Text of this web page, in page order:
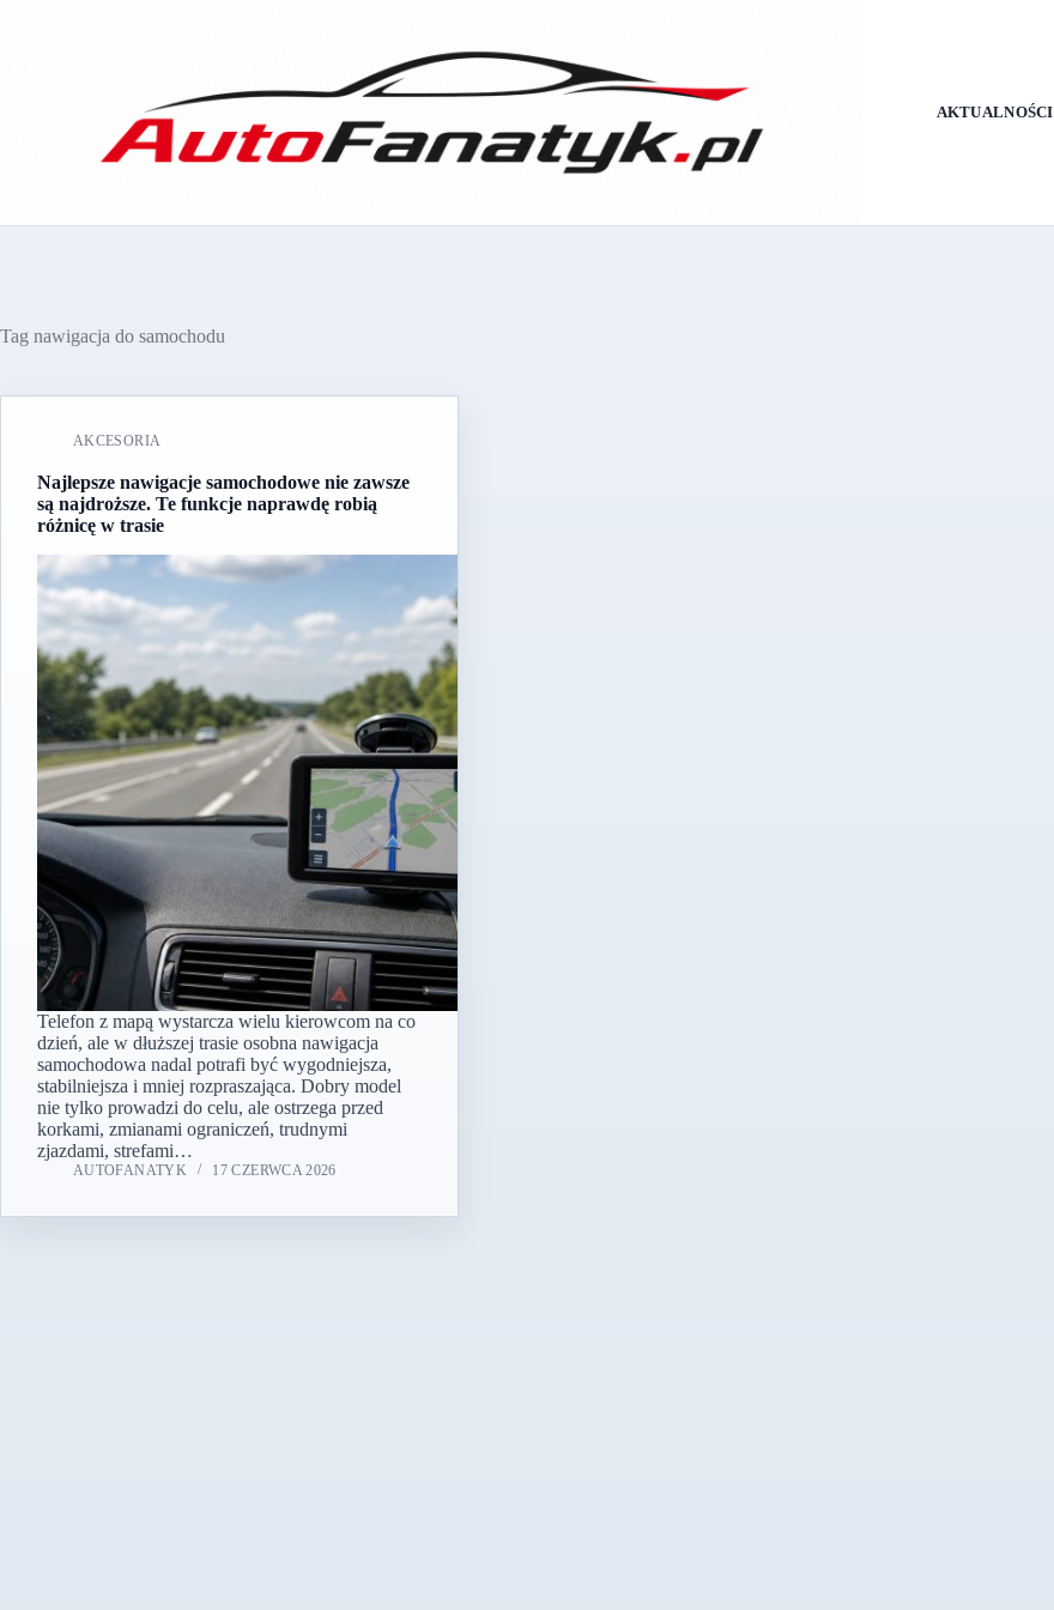
AKTUALNOŚCI
Tag nawigacja do samochodu
AKCESORIA
Najlepsze nawigacje samochodowe nie zawsze
są najdroższe. Te funkcje naprawdę robią
różnicę w trasie
Telefon z mapą wystarcza wielu kierowcom na co
dzień, ale w dłuższej trasie osobna nawigacja
samochodowa nadal potrafi być wygodniejsza,
stabilniejsza i mniej rozpraszająca. Dobry model
nie tylko prowadzi do celu, ale ostrzega przed
korkami, zmianami ograniczeń, trudnymi
zjazdami, strefami…
AUTOFANATYK 17 CZERWCA 2026